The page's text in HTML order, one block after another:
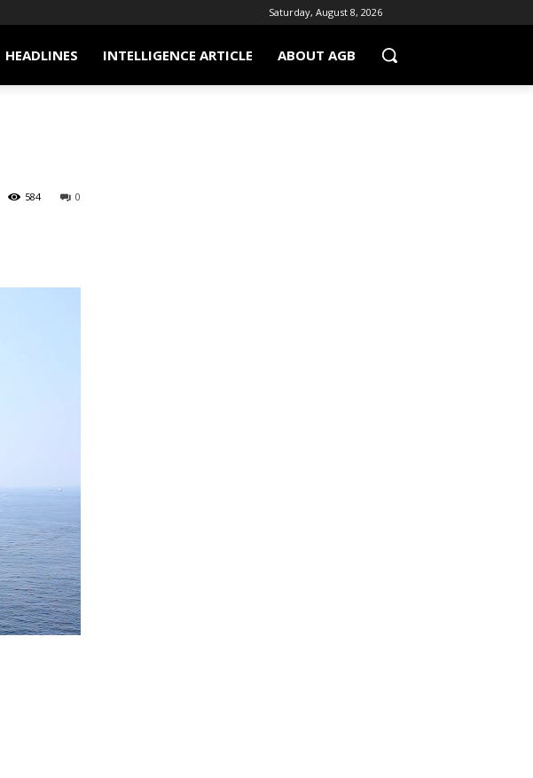
Saturday, August 8, 2026
HEADLINES INTELLIGENCE ARTICLE ABOUT AGB
0
584